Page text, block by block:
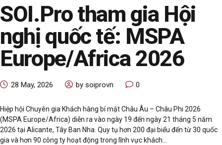
SOI.Pro tham gia Hội
nghị quốc tế: MSPA
Europe/Africa 2026
28 May, 2026 by soiprovn 0
Hiệp hội Chuyên gia Khách hàng bí mật Châu Âu – Châu Phi 2026
(MSPA Europe/Africa) diễn ra vào ngày 19 đến ngày 21 tháng 5 năm
2026 tại Alicante, Tây Ban Nha. Quy tụ hơn 200 đại biểu đến từ 30 quốc
gia và hơn 90 công ty hoạt động trong lĩnh vực khách...